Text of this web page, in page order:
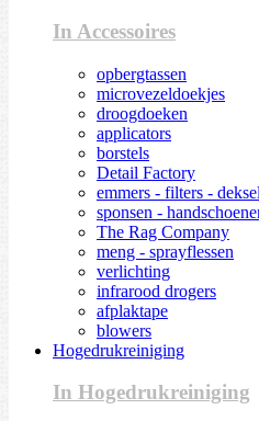
In Accessoires
opbergtassen
microvezeldoekjes
droogdoeken
applicators
borstels
Detail Factory
emmers - filters -
sponsen -
The Rag Company
meng - sprayflessen
verlichting
infrarood drogers
afplaktape
blowers
Hogedrukreiniging
In Hogedrukreiniging